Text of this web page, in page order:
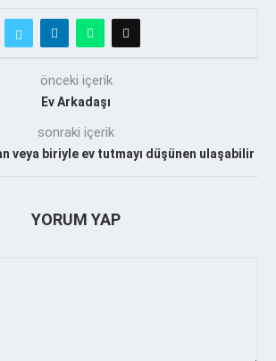
önceki içerik
Ev Arkadaşı
sonraki içerik
veya biriyle ev tutmayı düşünen ulaşabilir
YORUM YAP